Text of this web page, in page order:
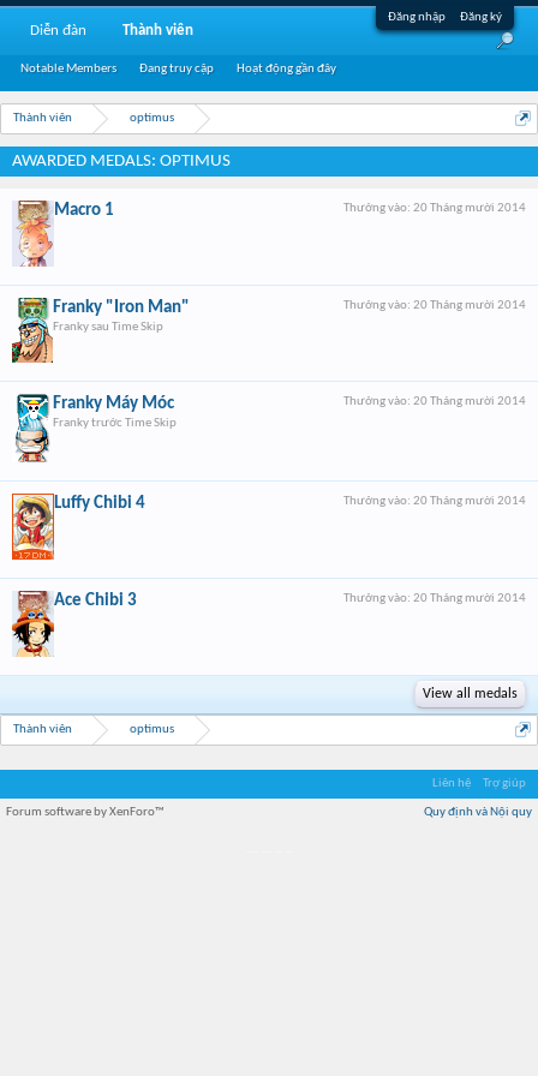
Đăng nhập Đăng ký
Thành viên optimus
AWARDED MEDALS: OPTIMUS
Thưởng vào: 20 Tháng mười 2014
Macro 1
Thưởng vào: 20 Tháng mười 2014
Franky "Iron Man"
Franky sau Time Skip
Thưởng vào: 20 Tháng mười 2014
Franky Máy Móc
Franky trước Time Skip
Thưởng vào: 20 Tháng mười 2014
Luffy Chibi 4
Thưởng vào: 20 Tháng mười 2014
Ace Chibi 3
View all medals
Thành viên optimus
Diễn đàn Thành viên
Notable Members Đang truy cập Hoạt động gần đây
Liên hệ Trợ giúp
Quy định và Nội quy
Forum software by XenForo™